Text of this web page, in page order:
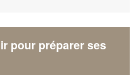
pour préparer ses